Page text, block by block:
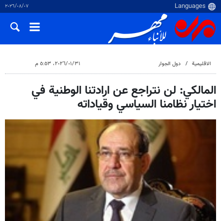
٠٧‏/٠٨‏/٢٠٢٦
الاقلیمیة دول الجوار ٣١‏/٠١‏/٢٠٢٦، ٥:٥٣ م
المالكي: لن نتراجع عن ارادتنا الوطنية في
اختيار نظامنا السياسي وقياداته